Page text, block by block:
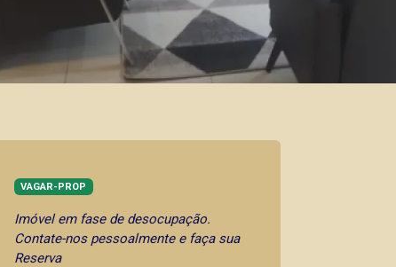
VAGAR-PROP
Imóvel em fase de desocupação.
Contate-nos pessoalmente e faça sua
Reserva